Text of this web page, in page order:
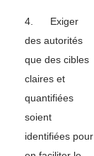
4. Exiger
des autorités
que des cibles
claires et
quantifiées
soient
identifiées pour